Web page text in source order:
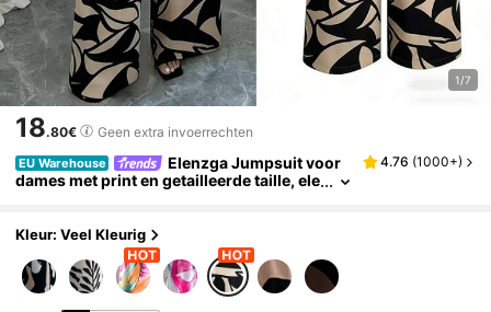
1/7
18.80€ Geen extra invoerrechten
EU Warehouse
Elenzga Jumpsuit voor
dames met print en getailleerde taille, ele
4.76 (1000+)
Kleur: Veel Kleurig